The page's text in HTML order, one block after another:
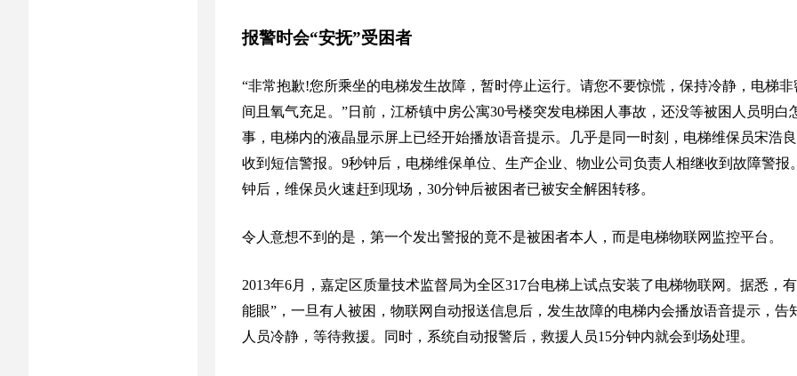
报警时会“安抚”受困者
“非常抱歉!您所乘坐的电梯发生故障，暂时停止运行。请您不要惊慌，保持冷静，电梯非
间且氧气充足。”日前，江桥镇中房公寓30号楼突发电梯困人事故，还没等被困人员明白
事，电梯内的液晶显示屏上已经开始播放语音提示。几乎是同一时刻，电梯维保员宋浩
收到短信警报。9秒钟后，电梯维保单位、生产企业、物业公司负责人相继收到故障警报
钟后，维保员火速赶到现场，30分钟后被困者已被安全解困转移。
令人意想不到的是，第一个发出警报的竟不是被困者本人，而是电梯物联网监控平台。
2013年6月，嘉定区质量技术监督局为全区317台电梯上试点安装了电梯物联网。据悉，
能眼”，一旦有人被困，物联网自动报送信息后，发生故障的电梯内会播放语音提示，告
人员冷静，等待救援。同时，系统自动报警后，救援人员15分钟内就会到场处理。